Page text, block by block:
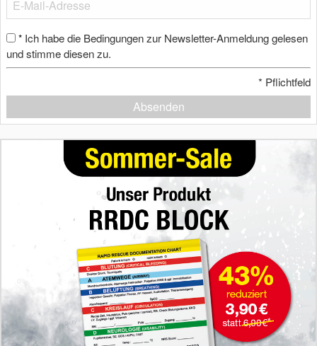
* Ich habe die Bedingungen zur Newsletter-Anmeldung gelesen
und stimme diesen zu.
* Pflichtfeld
Absenden